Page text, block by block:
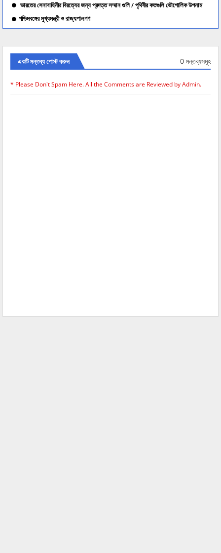
ভারতের সেনাবাহিনীর বিরত্যের জন্য প্রদত্ত সম্মান গুলি / পৃথিবীর কতগুলি ভৌগোলিক উপনাম
পশ্চিমবঙ্গের মুখ্যমন্ত্রী ও রাজ্যপালগণ
একটি মন্তব্য পোস্ট করুন 0 মন্তব্যসমূহ
* Please Don't Spam Here. All the Comments are Reviewed by Admin.